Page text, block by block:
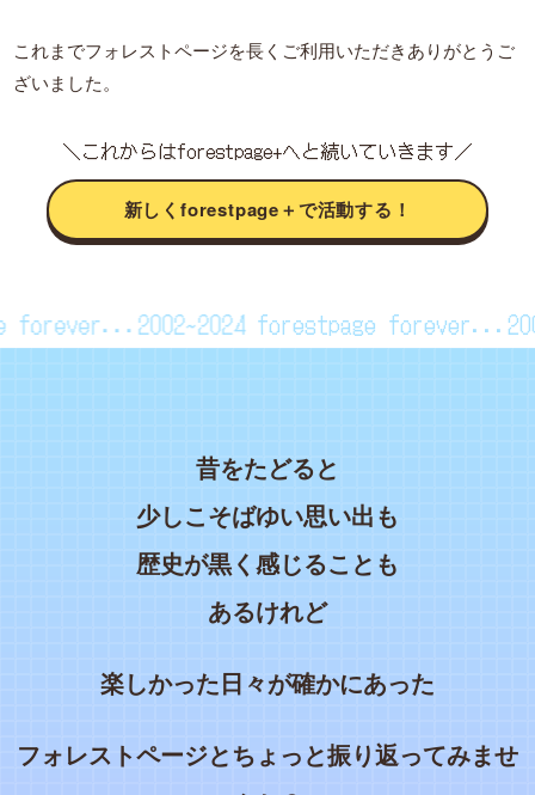
これまでフォレストページを長くご利用いただきありがとうご
ざいました。
＼これからはforestpage+へと続いていきます／
新しくforestpage＋で活動する！
forever...2002~2024 forestpage
昔をたどると
少しこそばゆい思い出も
歴史が黒く感じることも
あるけれど
楽しかった日々が確かにあった
フォレストページとちょっと振り返ってみませ